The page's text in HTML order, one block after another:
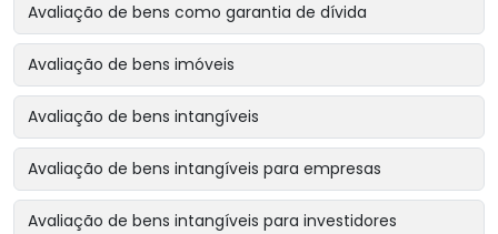
Avaliação de bens como garantia de dívida
Avaliação de bens imóveis
Avaliação de bens intangíveis
Avaliação de bens intangíveis para empresas
Avaliação de bens intangíveis para investidores